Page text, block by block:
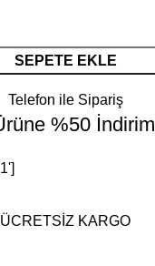
SEPETE EKLE
Telefon ile Sipariş
%50 İndirim
ÜCRETSİZ KARGO